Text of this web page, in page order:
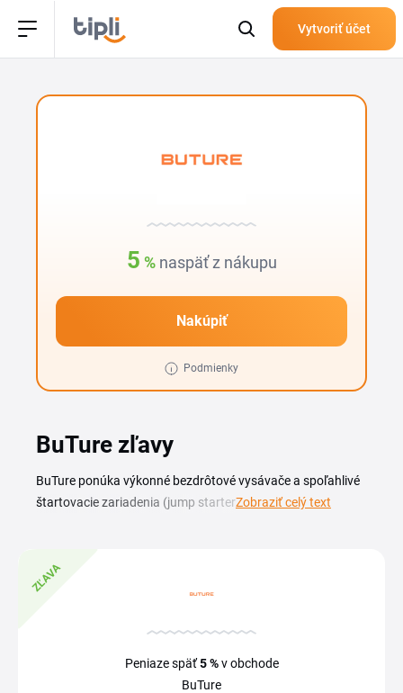
Vytvoriť účet
5 % naspäť z nákupu
Nakúpiť
Podmienky
BuTure zľavy
BuTure ponúka výkonné bezdrôtové vysávače a spoľahlivé
štartovacie zariadenia (jump startery) pre auto. S
výhodnejšiu cenu. Prehľad platných kódov a akcií nájdete
na tejto stránke. Či plánujete kúpu tyčového vysávača na
prípad vybitej autobatérie, oplatí sa pozrieť ponuku zliav
košíku a celková cena sa po jeho vložení prepočíta. Akcie sa
Zobraziť celý text
ZĽAVA
Peniaze späť5 %v obchode
BuTure